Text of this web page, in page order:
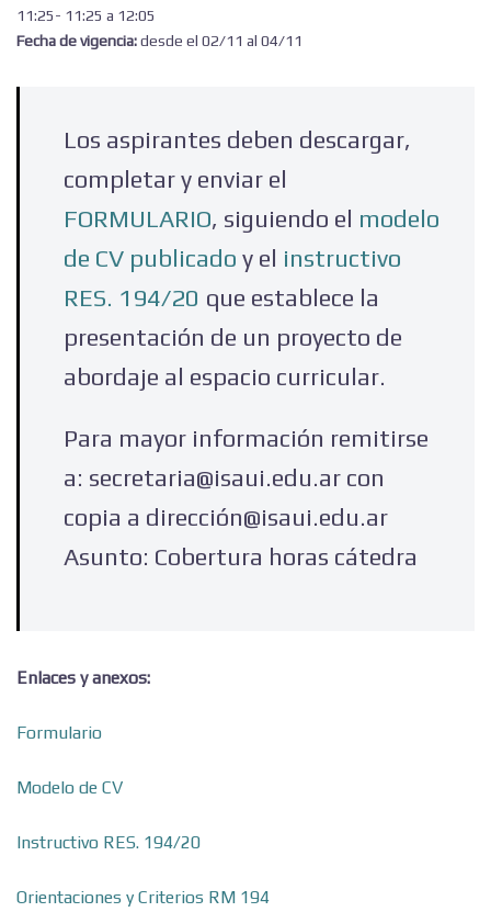
11:25- 11:25 a 12:05
Fecha de vigencia:desde el 02/11 al 04/11
Los aspirantes deben descargar,
completar y enviar el
FORMULARIO, siguiendo el modelo
de CV publicado y el instructivo
RES. 194/20 que establece la
presentación de un proyecto de
abordaje al espacio curricular.
Para mayor información remitirse
a: secretaria@isaui.edu.ar con
copia a dirección@isaui.edu.ar
Asunto: Cobertura horas cátedra
Enlaces y anexos:
Formulario
Modelo de CV
Instructivo RES. 194/20
Orientaciones y Criterios RM 194